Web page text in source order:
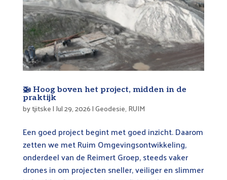
🚁 Hoog boven het project, midden in de
praktijk
bytjitske| Jul 29, 2026|Geodesie, RUIM
Een goed project begint met goed inzicht. Daarom
zetten we met Ruim Omgevingsontwikkeling,
onderdeel van de Reimert Groep, steeds vaker
drones in om projecten sneller, veiliger en slimmer